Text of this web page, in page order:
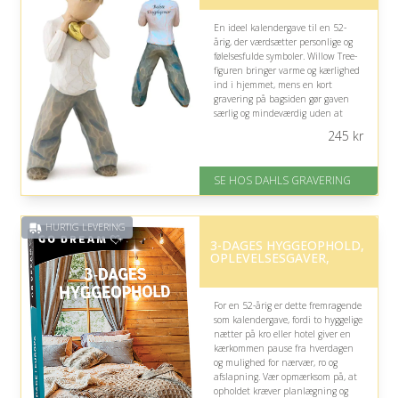
En ideel kalendergave til en 52-
årig, der værdsætter personlige og
følelsesfulde symboler. Willow Tree-
figuren bringer varme og kærlighed
ind i hjemmet, mens en kort
gravering på bagsiden gør gaven
særlig og mindeværdig uden at
Fremragende Trustpilot rating
245 kr
SE HOS DAHLS GRAVERING
HURTIG LEVERING
3-DAGES HYGGEOPHOLD,
OPLEVELSESGAVER,
For en 52-årig er dette fremragende
som kalendergave, fordi to hyggelige
nætter på kro eller hotel giver en
kærkommen pause fra hverdagen
og mulighed for nærvær, ro og
afslapning. Vær opmærksom på, at
opholdet kræver planlægning og